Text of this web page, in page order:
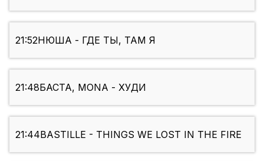
21:52НЮША - ГДЕ ТЫ, ТАМ Я
21:48БАСТА, MONA - ХУДИ
21:44BASTILLE - THINGS WE LOST IN THE FIRE